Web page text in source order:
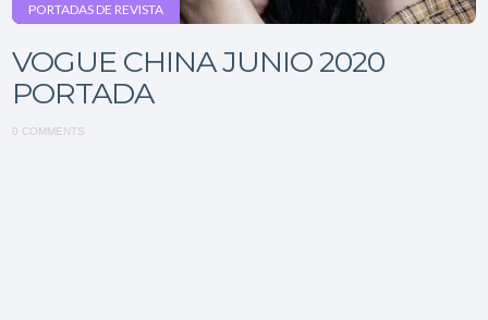
PORTADAS DE REVISTA
VOGUE CHINA JUNIO ​​2020
PORTADA
0 COMMENTS